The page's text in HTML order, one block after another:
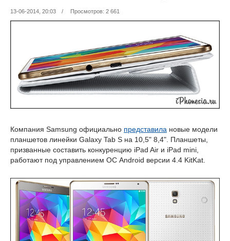
13-06-2014, 20:03 / Просмотров: 2 661
Компания Samsung официально представила новые модели
планшетов линейки Galaxy Tab S на 10,5" 8,4". Планшеты,
призванные составить конкуренцию iPad Air и iPad mini,
работают под управлением ОС Android версии 4.4 KitKat.